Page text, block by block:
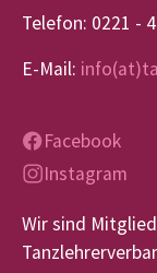
Telefon: 0221 -
E-Mail:
Facebook
Instagram
Wir sind